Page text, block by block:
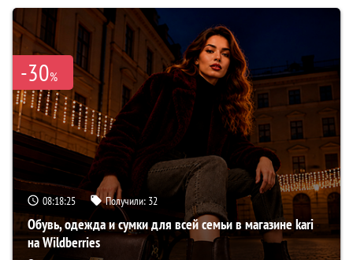
-30%
08:18:24 Получили: 32
Обувь, одежда и сумки для всей семьи в магазине kari
на Wildberries